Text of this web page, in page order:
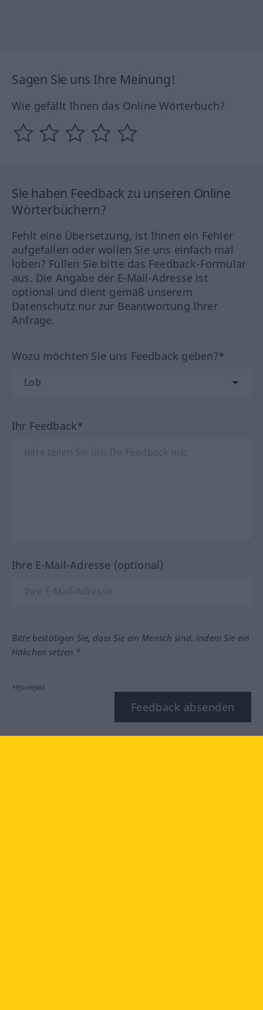
Sagen Sie uns Ihre Meinung!
Wie gefällt Ihnen das Online Wörterbuch?
Sie haben Feedback zu unseren Online
Wörterbüchern?
Fehlt eine Übersetzung, ist Ihnen ein Fehler
aufgefallen oder wollen Sie uns einfach mal
loben? Füllen Sie bitte das Feedback-Formular
aus. Die Angabe der E-Mail-Adresse ist
optional und dient gemäß unserem
Datenschutz nur zur Beantwortung Ihrer
Anfrage.
Wozu möchten Sie uns Feedback geben?*
Ihr Feedback*
Ihre E-Mail-Adresse (optional)
Bitte bestätigen Sie, dass Sie ein Mensch sind, indem Sie ein
Häkchen setzen.*
*Pflichtfeld
Feedback absenden